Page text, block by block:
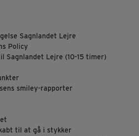
Sagnlandet Lejre
Policy
Sagnlandet Lejre (10-15 timer)
smiley-rapporter
til at gå i stykker